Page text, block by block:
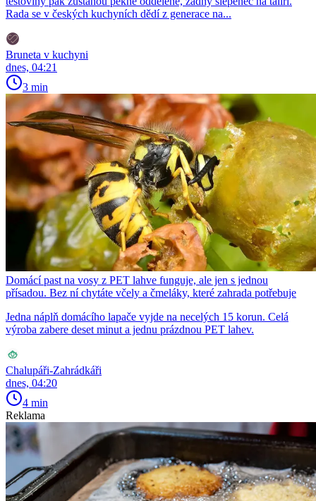
Rada se v českých kuchyních dědí z generace na...
Bruneta v kuchyni
dnes, 04:21
3 min
Domácí past na vosy z PET lahve funguje, ale jen s jednou
přísadou. Bez ní chytáte včely a čmeláky, které zahrada potřebuje
Jedna náplň domácího lapače vyjde na necelých 15 korun. Celá
výroba zabere deset minut a jednu prázdnou PET lahev.
Chalupáři-Zahrádkáři
dnes, 04:20
4 min
Reklama